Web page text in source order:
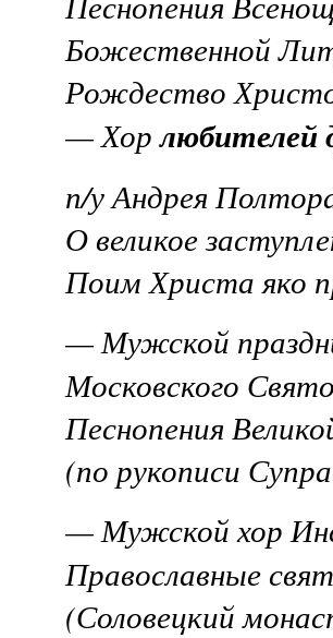
Божественной
Рождество
— Хорлюбителей
п/у Андрея
О великое
Поим Христа яко
— Мужской
Московского
Песнопения
(по рукописи
— Мужской хор
Православные
(Соловецкий